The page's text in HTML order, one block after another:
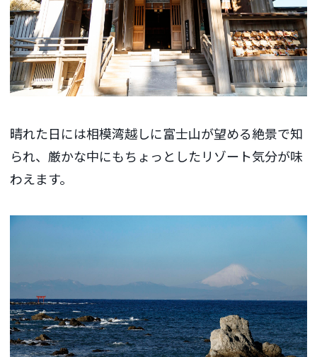
晴れた日には相模湾越しに富士山が望める絶景で知
られ、厳かな中にもちょっとしたリゾート気分が味
わえます。